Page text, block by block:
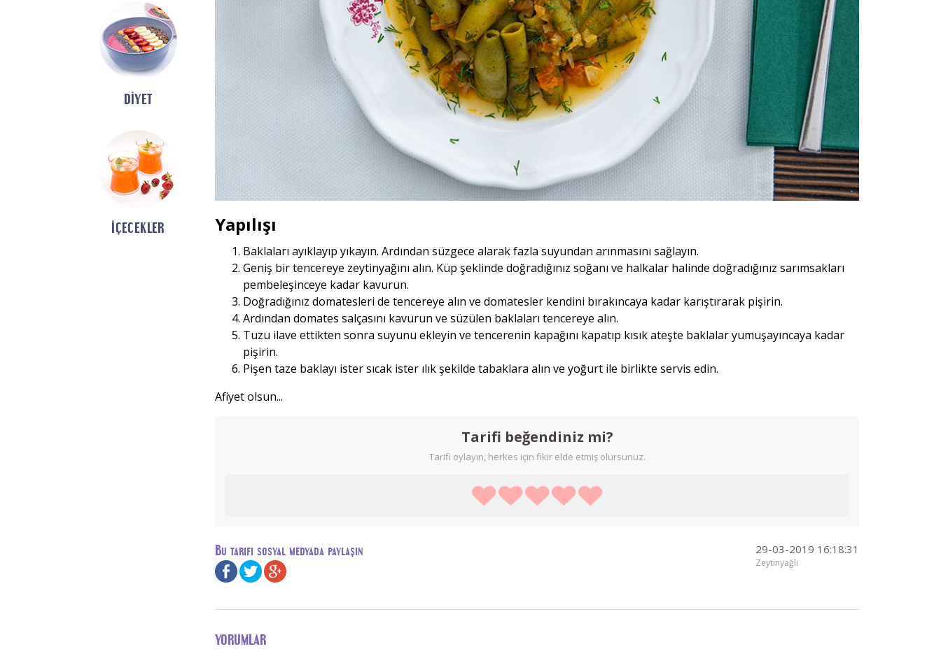
DIYET
İÇECEKLER Yapılışı
Baklaları ayıklayıp yıkayın. Ardından süzgece alarak fazla suyundan arınmasını sağlayın.
Geniş bir tencereye zeytinyağını alın. Küp şeklinde doğradığınız soğanı ve halkalar halinde doğradığınız sarımsakları
pembeleşinceye kadar kavurun.
Doğradığınız domatesleri de tencereye alın ve domatesler kendini bırakıncaya kadar karıştırarak pişirin.
Ardından domates salçasını kavurun ve süzülen baklaları tencereye alın.
Tuzu ilave ettikten sonra suyunu ekleyin ve tencerenin kapağını kapatıp kısık ateşte baklalar yumuşayıncaya kadar
pişirin.
Pişen taze baklayı ister sıcak ister ılık şekilde tabaklara alın ve yoğurt ile birlikte servis edin.
Afiyet olsun...
Tarifi beğendiniz mi?
Tarifi oylayın, herkes için fikir elde etmiş olursunuz.
Bu tarifi sosyal medyada paylaşın 29-03-2019 16:18:31
Zeytinyağlı
YORUMLAR